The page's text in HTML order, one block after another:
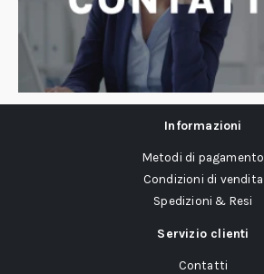
Informazioni
Metodi di pagamento
Condizioni di vendita
Spedizioni & Resi
Servizio clienti
Contatti